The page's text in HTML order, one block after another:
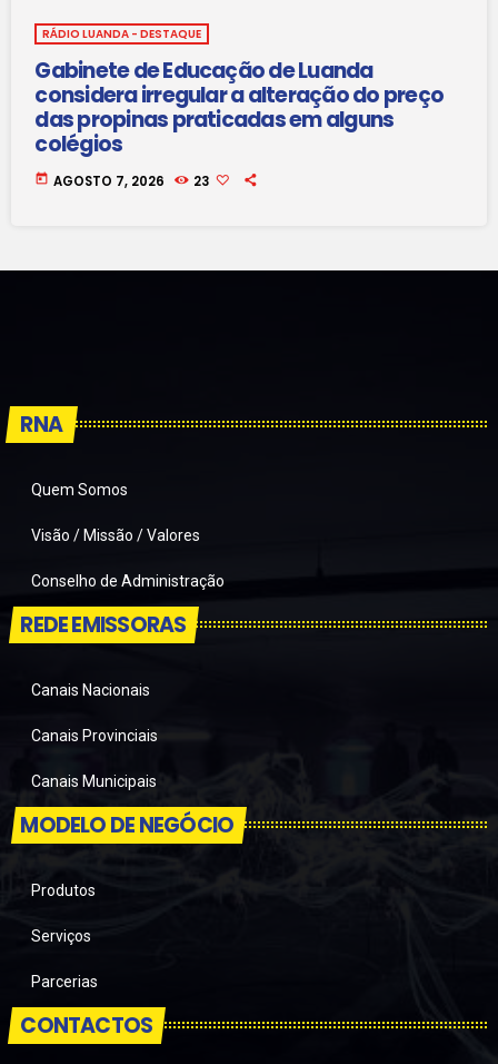
RÁDIO LUANDA - DESTAQUE
Gabinete de Educação de Luanda
considera irregular a alteração do preço
das propinas praticadas em alguns
colégios
today AGOSTO 7, 2026 23
RNA
Quem Somos
Visão / Missão / Valores
Conselho de Administração
REDE EMISSORAS
Canais Nacionais
Canais Provinciais
Canais Municipais
MODELO DE NEGÓCIO
Produtos
Serviços
Parcerias
CONTACTOS